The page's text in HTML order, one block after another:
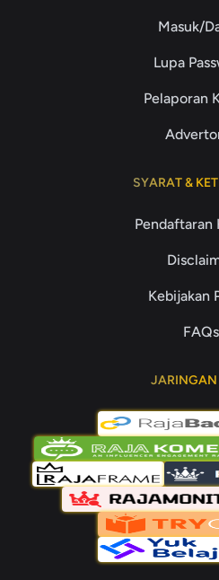
Masuk/
Lupa
Pelaporan
SYARAT &
Pendaftaran
Kebijakan
FAQs
JARINGAN